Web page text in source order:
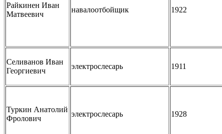
Райкинен Иван
Матвеевич
навалоотбойщик 1922
Селиванов Иван
Георгиевич
электрослесарь 1911
Туркин Анатолий
Фролович
электрослесарь 1928